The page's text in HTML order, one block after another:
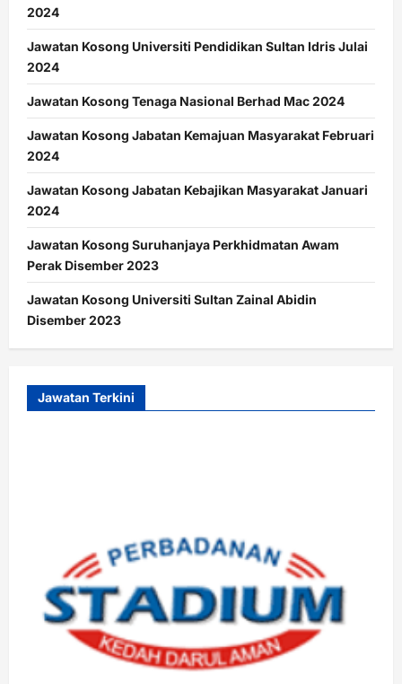
2024
Jawatan Kosong Universiti Pendidikan Sultan Idris Julai
2024
Jawatan Kosong Tenaga Nasional Berhad Mac 2024
Jawatan Kosong Jabatan Kemajuan Masyarakat Februari
2024
Jawatan Kosong Jabatan Kebajikan Masyarakat Januari
2024
Jawatan Kosong Suruhanjaya Perkhidmatan Awam
Perak Disember 2023
Jawatan Kosong Universiti Sultan Zainal Abidin
Disember 2023
Jawatan Terkini